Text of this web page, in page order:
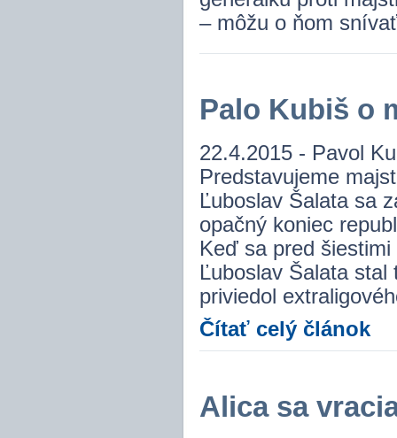
– môžu o ňom
Palo Kubiš o
22.4.2015 - Pavol
Predstavujeme
Ľuboslav Šalata sa
opačný koniec
Keď sa pred
Ľuboslav Šalata
priviedol
Čítať celý článok
Alica sa